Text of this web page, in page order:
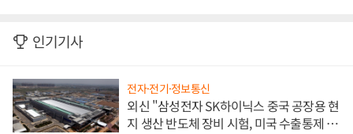
인기기사
전자·전기·정보통신
외신 "삼성전자 SK하이닉스 중국 공장용 현
지 생산 반도체 장비 시험, 미국 수출통제 대